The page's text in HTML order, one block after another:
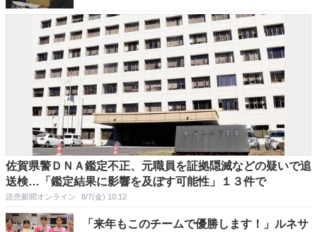
佐賀県警ＤＮＡ鑑定不正、元職員を証拠隠滅などの疑いで追
送検…「鑑定結果に影響を及ぼす可能性」１３件で
読売新聞オンライン 8/7(金) 10:12
「来年もこのチームで優勝します！」ルネサ